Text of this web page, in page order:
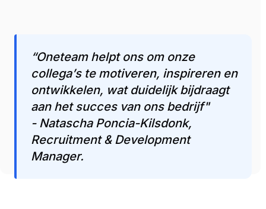
“Oneteam helpt ons om onze
collega’s te motiveren, inspireren en
ontwikkelen, wat duidelijk bijdraagt
aan het succes van ons bedrijf"
- Natascha Poncia-Kilsdonk,
Recruitment & Development
Manager.